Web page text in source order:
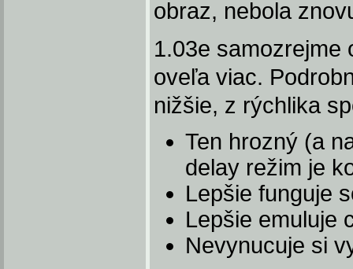
obraz, nebola
1.03e samozrejme
oveľa viac.
nižšie, z rýchlika
Ten hrozný (a
delay režim je
Lepšie funguje
Lepšie emuluje
Nevynucuje si